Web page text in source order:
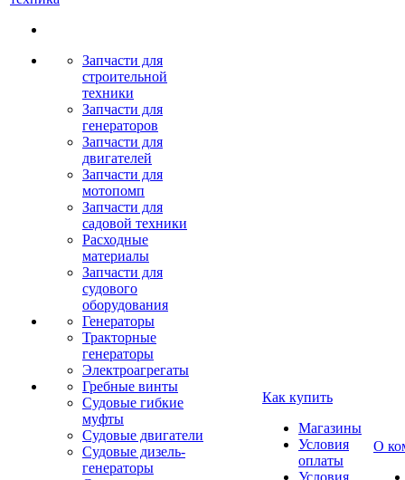
Запчасти для
строительной
техники
Запчасти для
генераторов
Запчасти для
двигателей
Запчасти для
мотопомп
Запчасти для
садовой техники
Расходные
материалы
Запчасти для
судового
оборудования
Генераторы
Тракторные
генераторы
Электроагрегаты
Гребные винты
Судовые гибкие
муфты
Судовые двигатели
Судовые дизель-
генераторы
Как купить
Магазины
Условия
оплаты
Условия
О